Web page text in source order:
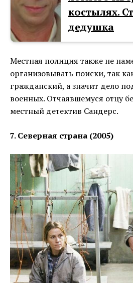
костылях.
дедушка
Местная полиция также не
организовывать поиски, так
гражданский, а значит дело
военных. Отчаявшемуся отцу
местный детектив Сандерс.
7. Северная страна (2005)